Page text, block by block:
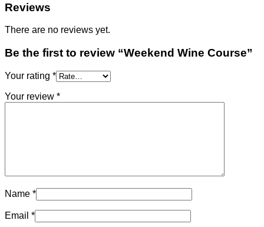
Reviews
There are no reviews yet.
Be the first to review “Weekend Wine Course”
Your rating *
Your review *
Name *
Email *